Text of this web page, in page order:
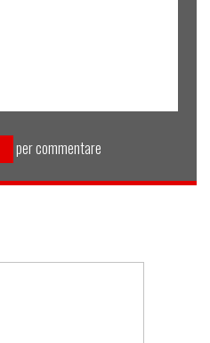
per commentare